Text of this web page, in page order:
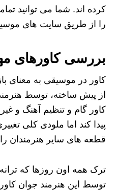
کرده اند. شما می توانید
را از طریق سایت های
بررسی کاورهای
کاور در موسیقی به معنای
از پیش ساخته، توسط
کاور گام و تنظیم آهنگ و
پیدا کند اما ملودی کلی
قطعه های سایر هنرمندان
ترک همه اون روزها که
توسط این هنرمند جوان